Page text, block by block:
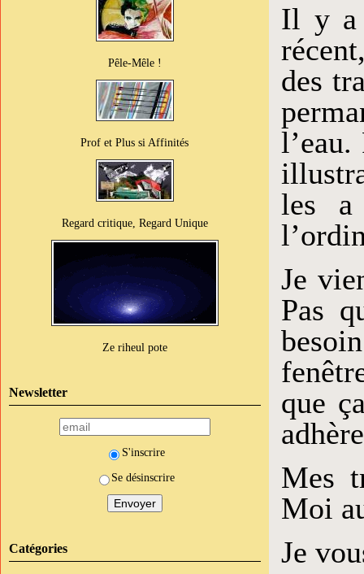
Pêle-Mêle !
Prof et Plus si Affinités
Regard critique, Regard Unique
Ze riheul pote
Newsletter
S'inscrire
Se désinscrire
Catégories
Il y a
des
les a
Je
Pas
que
Mes
Moi
Je